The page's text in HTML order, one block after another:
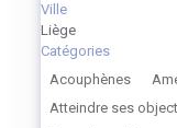
Ville
Liège
Catégories
Acouphènes
Atteindre ses